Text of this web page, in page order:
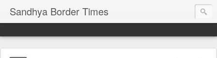
Sandhya Border Times